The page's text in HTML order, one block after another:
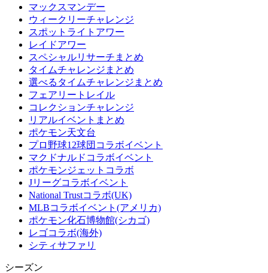
マックスマンデー
ウィークリーチャレンジ
スポットライトアワー
レイドアワー
スペシャルリサーチまとめ
タイムチャレンジまとめ
選べるタイムチャレンジまとめ
フェアリートレイル
コレクションチャレンジ
リアルイベントまとめ
ポケモン天文台
プロ野球12球団コラボイベント
マクドナルドコラボイベント
ポケモンジェットコラボ
Jリーグコラボイベント
National Trustコラボ(UK)
MLBコラボイベント(アメリカ)
ポケモン化石博物館(シカゴ)
レゴコラボ(海外)
シティサファリ
シーズン